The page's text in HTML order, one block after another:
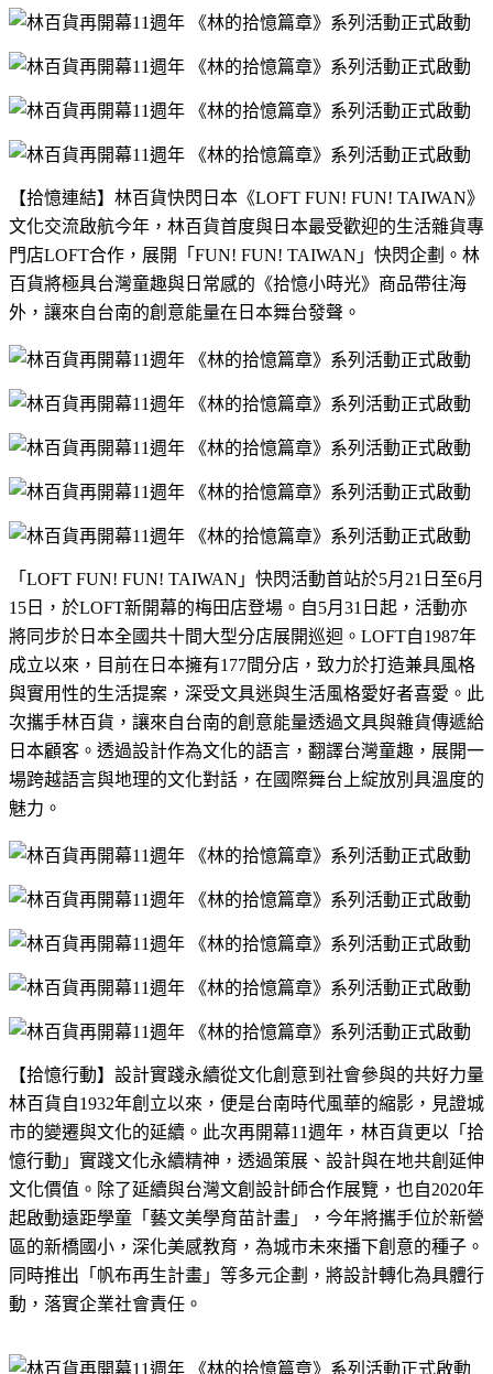
【拾憶連結】林百貨快閃日本《LOFT FUN! FUN! TAIWAN》
文化交流啟航今年，林百貨首度與日本最受歡迎的生活雜貨專
門店LOFT合作，展開「 FUN! FUN! TAIWAN 」快閃企劃。林
百貨將極具台灣童趣與日常感的《拾憶小時光》商品帶往海
外，讓來自台南的創意能量在日本舞台發聲。
「 LOFT FUN! FUN! TAIWAN 」快閃活動首站於5月 21 日至6月
15 日，於LOFT新開幕的梅田店登場。自5月 31 日起，活動亦
將同步於日本全國共十間大型分店展開巡迴。 LOFT自1987年
成立以來，目前在日本擁有177間分店，致力於打造兼具風格
與實用性的生活提案，深受文具迷與生活風格愛好者喜愛。此
次攜手林百貨，讓來自台南的創意能量透過文具與雜貨傳遞給
日本顧客。透過設計作為文化的語言，翻譯台灣童趣，展開一
場跨越語言與地理的文化對話，在國際舞台上綻放別具溫度的
魅力。
【拾憶行動】設計實踐永續從文化創意到社會參與的共好力量
林百貨自1932年創立以來，便是台南時代風華的縮影，見證城
市的變遷與文化的延續。此次再開幕11週年，林百貨更以「拾
憶行動」實踐文化永續精神，透過策展、設計與在地共創延伸
文化價值。除了延續與台灣文創設計師合作展覽，也自2020年
起啟動遠距學童「藝文美學育苗計畫」，今年將攜手位於新營
區的新橋國小，深化美感教育，為城市未來播下創意的種子。
同時推出「帆布再生計畫」等多元企劃，將設計轉化為具體行
動，落實企業社會責任。